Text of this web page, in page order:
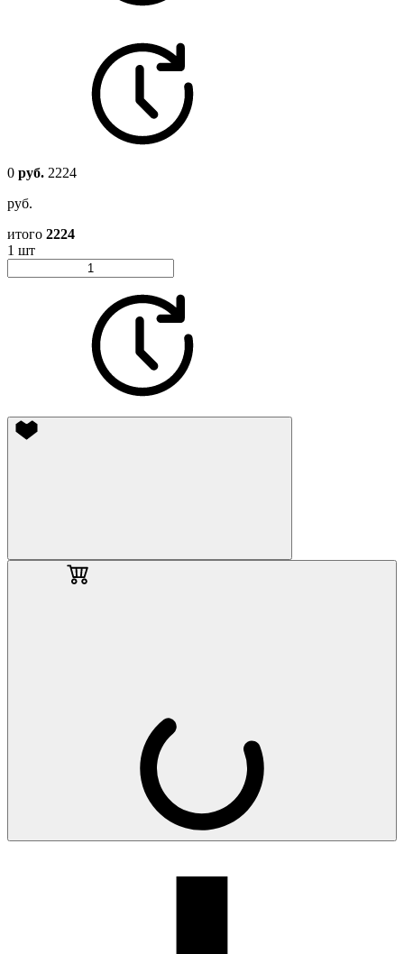
0 руб. 2224
руб.
итого 2224
1 шт